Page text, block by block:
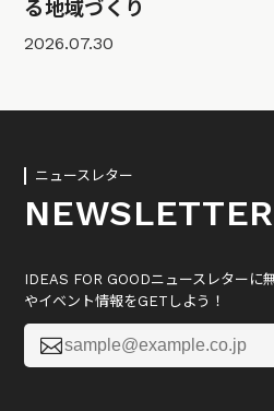
る地域づくり
2026.07.30
ニュースレター
NEWSLETTER
IDEAS FOR GOODニュースレターに
やイベント情報をGETしよう！
